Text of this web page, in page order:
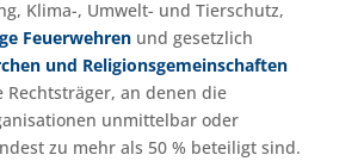
Klima-, Umwelt- und Tierschutz,
Feuerwehrenund gesetzlich
und Religionsgemeinschaften
Rechtsträger, an denen die
unmittelbar oder
zu mehr als 50 % beteiligt sind.